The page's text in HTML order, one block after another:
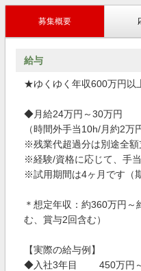
募集概要
給与
★ゆくゆく年収600万円以
◆月給24万円～30万円
（時間外手当10h/月約2万
※残業代超過分は別途全額
※経験/資格に応じて、手
※試用期間は4ヶ月です（
＊想定年収：約360万円
む、賞与2回含む）
【実際の給与例】
◆入社3年目 450万円～